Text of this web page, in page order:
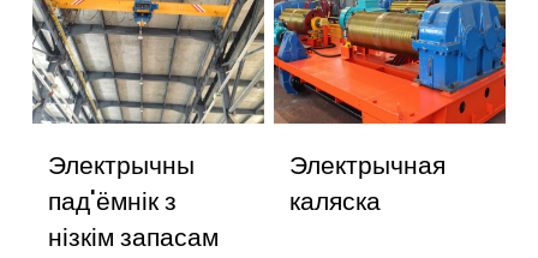
Электрычны
пад'ёмнік з
нізкім запасам
Электрычная
каляска